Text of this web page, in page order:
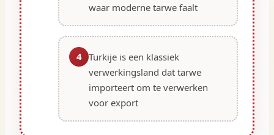
waar moderne tarwe faalt
4 Turkije is een klassiek
verwerkingsland dat tarwe
importeert om te verwerken
voor export